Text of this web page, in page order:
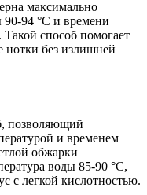
максимально
94 °C и времени
способ помогает
нотки без излишней
позволяющий
и временем
обжарки
воды 85-90 °C,
с легкой кислотностью.